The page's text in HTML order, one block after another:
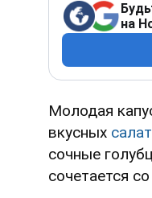
на
Молодая
вкусных
сочные
сочетается